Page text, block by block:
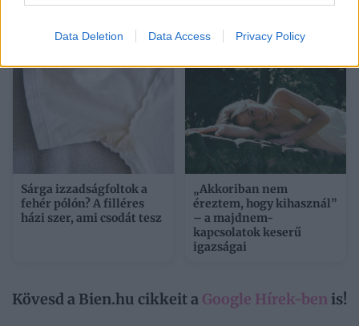
Data Deletion Data Access Privacy Policy
Sárga izzadságfoltok a
fehér pólón? A filléres
házi szer, ami csodát tesz
„Akkoriban nem
éreztem, hogy kihasznál”
– a majdnem-
kapcsolatok keserű
igazságai
Kövesd a Bien.hu cikkeit a Google Hírek-ben is!